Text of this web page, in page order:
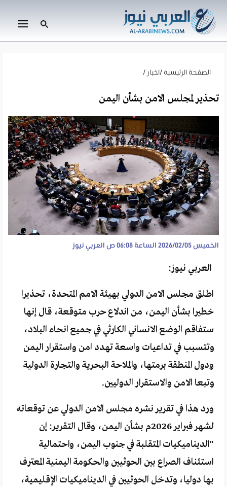
الصفحة الرئيسية /اخبار /
تحذير لمجلس الامن بشأن اليمن
الخميس 2026/02/05 الساعة 06:08 ص العربي نيوز
العربي نيوز:
اطلق مجلس الامن الدولي بهيئة الامم المتحدة، تحذيرا
خطيرا بشأن اليمن، من اندلاع حرب متوقعة، قال إنها
ستفاقم الوضع الانساني الكارثي في جميع انحاء البلاد،
وتتسبب في تداعيات واسعة تهدد امن واستقرار اليمن
ودول المنطقة برمتها، والملاحة البحرية والتجارة الدولية
وتبعا الامن والاستقرار الدوليين.
ورد هذا في تقرير نشره مجلس الامن الدولي عن توقعاته
لشهر فبراير 2026م بشأن اليمن، وقال التقرير: إن
"الديناميكيات المتقلبة في جنوب اليمن، واحتمالية
استئناف الصراع بين الحوثيين والحكومة اليمنية المعترف
بها دوليا، وتدخل الحوثيين في الديناميكيات الإقليمية،